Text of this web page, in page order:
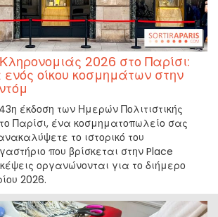
2026 στο Παρίσι:
ενός οίκου κοσμημάτων στην
έκδοση των Ημερών Πολιτιστικής
Παρίσι, ένα κοσμηματοπωλείο σας
το ιστορικό του
που βρίσκεται στην Place
οργανώνονται για το διήμερο
2026.